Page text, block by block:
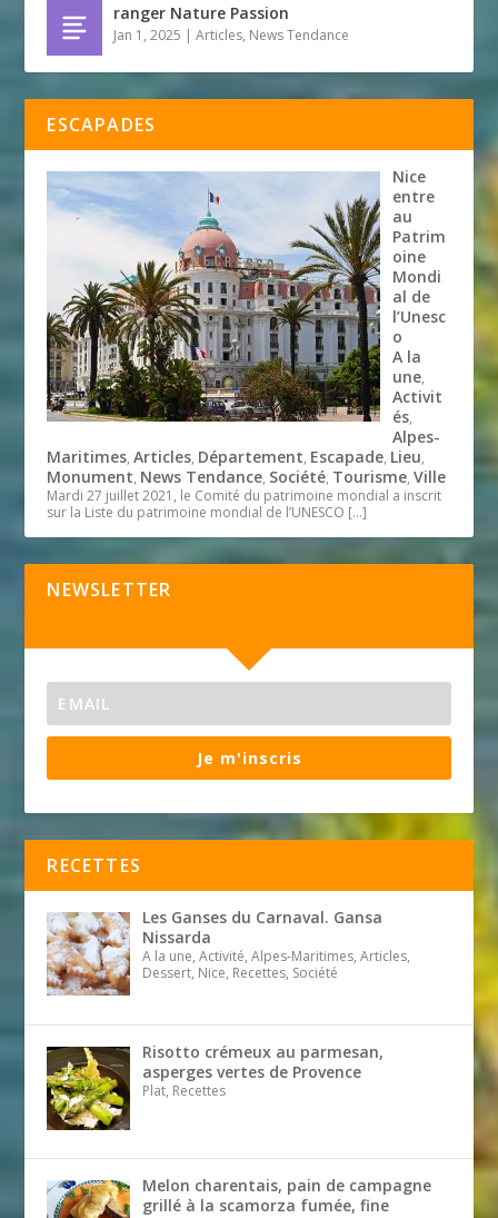
ranger Nature Passion
Jan 1, 2025 |Articles, News Tendance
ESCAPADES
Nice
entre
au
Patrim
oine
Mondi
al de
l’Unesc
o
A la
une,
Activit
és,
Alpes-
Maritimes,Articles, Département, Escapade, Lieu,
Monument, News Tendance, Société, Tourisme,Ville
Mardi 27 juillet 2021, le Comité du patrimoine mondial a inscrit
sur la Liste du patrimoine mondial de l’UNESCO […]
NEWSLETTER
Je m'inscris
RECETTES
Les Ganses du Carnaval. Gansa
Nissarda
A la une, Activité, Alpes-Maritimes, Articles,
Dessert, Nice, Recettes, Société
Risotto crémeux au parmesan,
asperges vertes de Provence
Plat, Recettes
Melon charentais, pain de campagne
grillé à la scamorza fumée, fine